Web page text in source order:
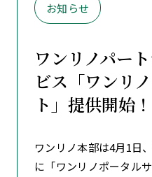
お知らせ
ワンリノパー
ビス「ワンリ
ト」提供開始！
ワンリノ本部は4月1日
に「ワンリノポータル